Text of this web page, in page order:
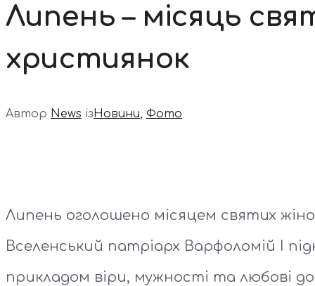
Липень – місяць
християнок
Автор News ізНовини, Фото
Липень оголошено місяцем святих
Вселенський патріарх Варфоломій I
прикладом віри, мужності та любові